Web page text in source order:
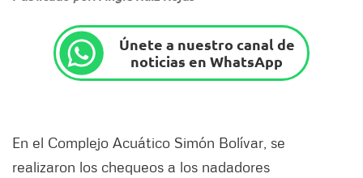
Únete a nuestro canal de
noticias en WhatsApp
En el Complejo Acuático Simón Bolívar, se
realizaron los chequeos a los nadadores